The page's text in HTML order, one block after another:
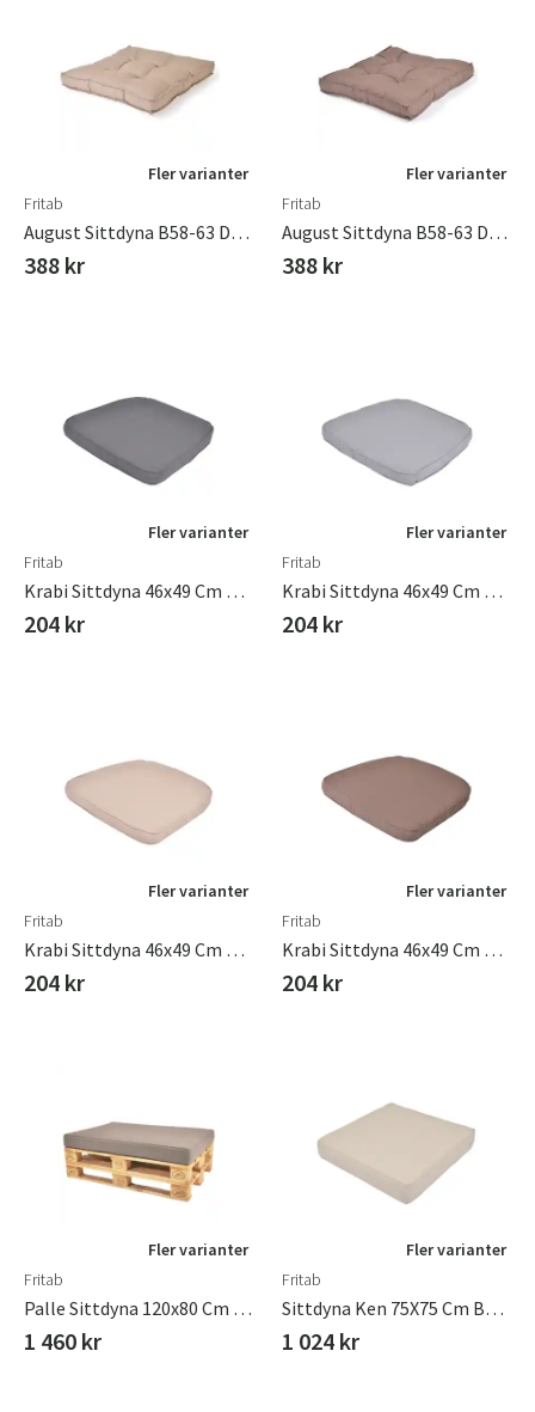
Fler varianter
Fritab
August Sittdyna B58-63 D58-63 Linne
388 kr
Fler varianter
Fritab
August Sittdyna B58-63 D58-63 Taupe
388 kr
Fler varianter
Fritab
Krabi Sittdyna 46x49 Cm Grå
204 kr
Fler varianter
Fritab
Krabi Sittdyna 46x49 Cm Lightgrey
204 kr
Fler varianter
Fritab
Krabi Sittdyna 46x49 Cm Linne
204 kr
Fler varianter
Fritab
Krabi Sittdyna 46x49 Cm Taupe
204 kr
Fler varianter
Fritab
Palle Sittdyna 120x80 Cm Taupe
1 460 kr
Fler varianter
Fritab
Sittdyna Ken 75X75 Cm Beige
1 024 kr